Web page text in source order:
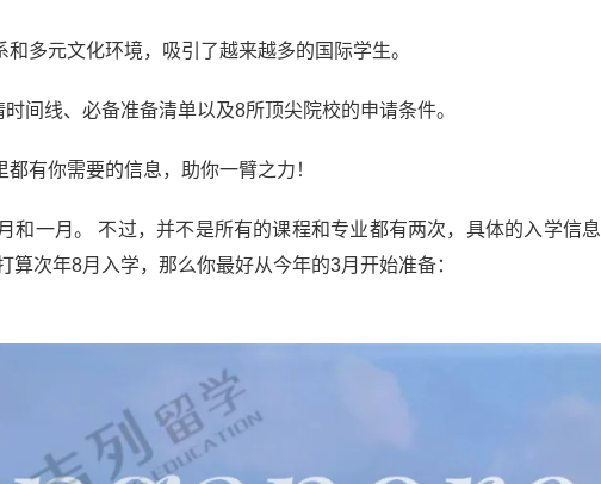
多元文化环境，吸引了越来越多的国际学生。
间线、必备准备清单以及8所顶尖院校的申请条件。
有你需要的信息，助你一臂之力！
和一月。 不过，并不是所有的课程和专业都有两次，具体的入学信息
次年8月入学，那么你最好从今年的3月开始准备：